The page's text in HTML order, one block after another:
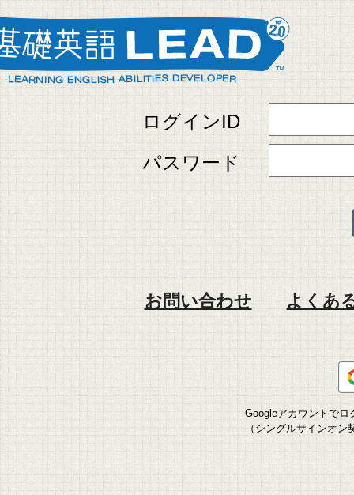
ログインID
パスワード
お問い合わせ よくあ
Googleアカウントでロ
（シングルサインオ